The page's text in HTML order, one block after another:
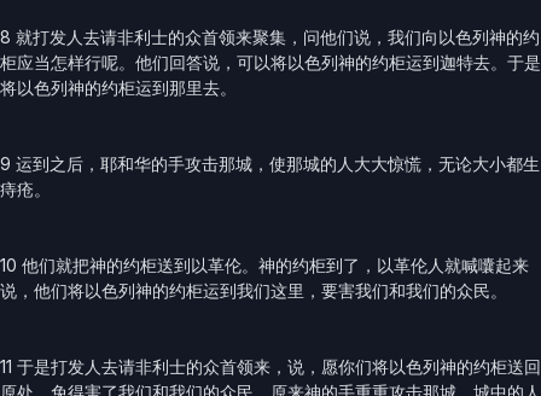
8 就打发人去请非利士的众首领来聚集，问他们说，我们向以色列神的约
柜应当怎样行呢。他们回答说，可以将以色列神的约柜运到迦特去。于是
将以色列神的约柜运到那里去。
9 运到之后，耶和华的手攻击那城，使那城的人大大惊慌，无论大小都生
痔疮。
10 他们就把神的约柜送到以革伦。神的约柜到了，以革伦人就喊囔起来
说，他们将以色列神的约柜运到我们这里，要害我们和我们的众民。
11 于是打发人去请非利士的众首领来，说，愿你们将以色列神的约柜送回
原处，免得害了我们和我们的众民。原来神的手重重攻击那城，城中的人